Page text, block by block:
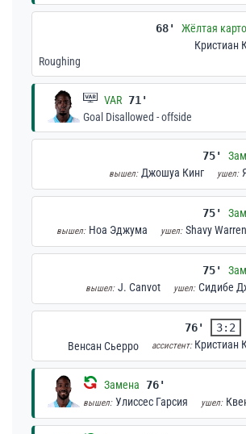
68'
Жёлтая
Кристиан
Roughing
VAR 71'
Goal Disallowed - offside
75'
вышел: Джошуа Кинг ушел:
75'
вышел: Ноа Эджума ушел: Shavy
75'
вышел: J. Canvot ушел: Сидибе
76' 3:2
Венсан Сьерро
ассистент: Кристиан
Замена 76'
вышел: Улиссес Гарсия ушел: